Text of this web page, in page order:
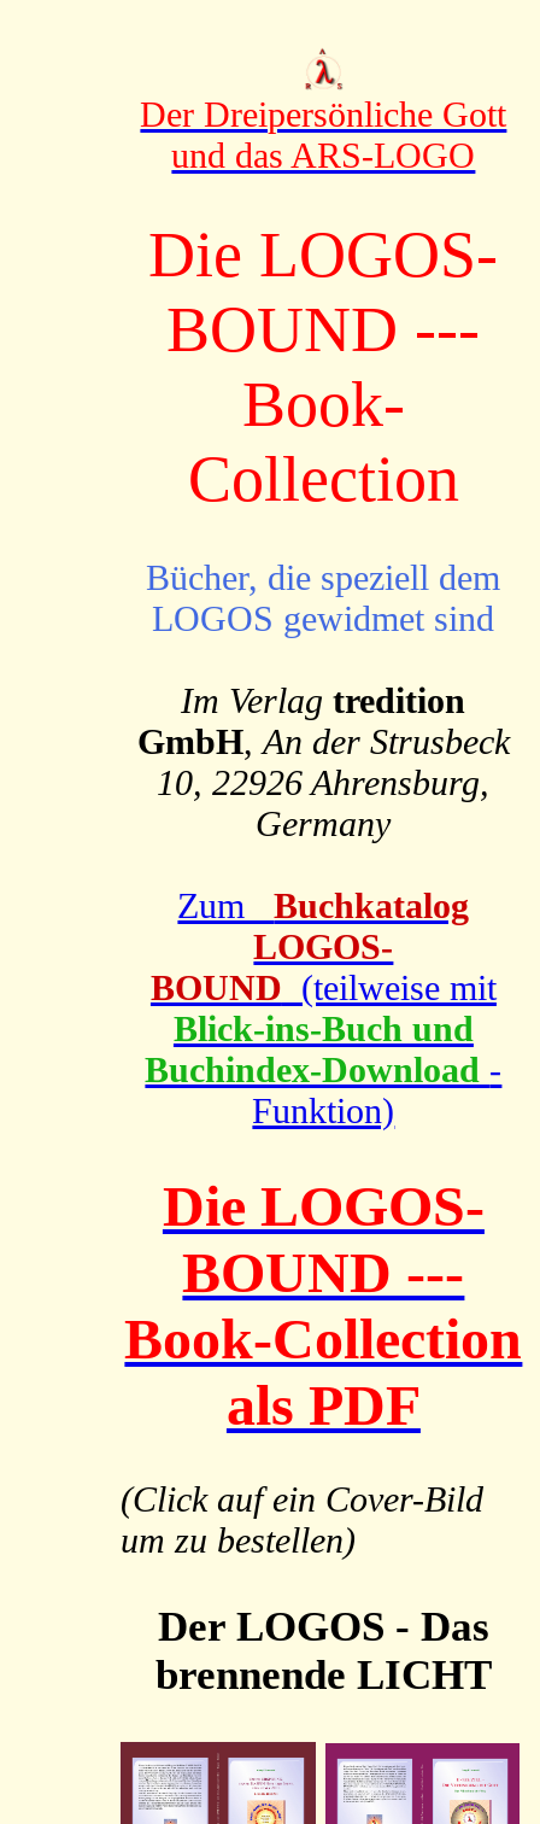
Der Dreipersönliche Gott
und das ARS-LOGO
Die LOGOS-
BOUND ---
Book-
Collection
Bücher, die speziell dem
LOGOS gewidmet sind
Im Verlag tredition
GmbH, An der Strusbeck
10, 22926 Ahrensburg,
Germany
ZumBuchkatalog
LOGOS-
BOUND (teilweise mit
Blick-ins-Buch und
Buchindex-Download -
Funktion)
Die LOGOS-
BOUND ---
Book-Collection
als PDF
(Click auf ein Cover-Bild
um zu bestellen)
Der LOGOS - Das
brennende LICHT